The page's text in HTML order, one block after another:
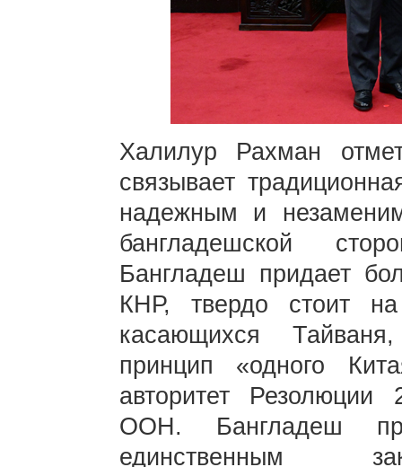
Халилур Рахман
связывает
надежным и
бангладешской
Бангладеш придает
КНР, твердо стоит
касающихся
принцип «одного
авторитет Резолюции
ООН. Бангладеш
единственным